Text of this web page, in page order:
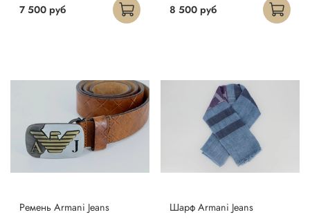
7 500 руб 8 500 руб
Ремень Armani Jeans Шарф Armani Jeans